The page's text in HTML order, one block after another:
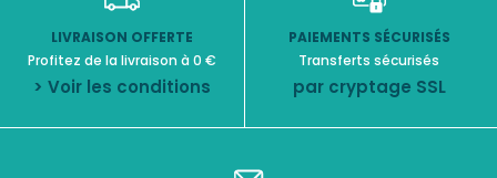
LIVRAISON OFFERTE
Profitez de la livraison à 0 €
> Voir les conditions
PAIEMENTS SÉCURISÉS
Transferts sécurisés
par cryptage SSL